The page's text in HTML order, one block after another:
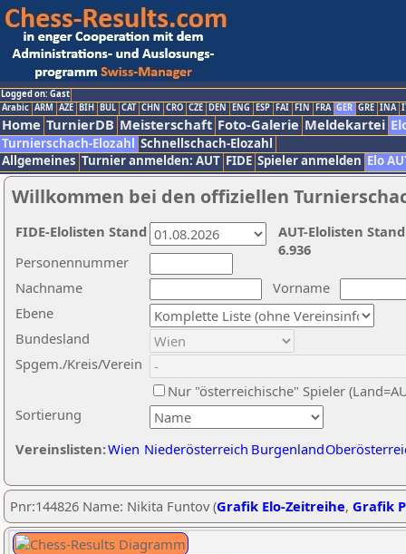
Logged on: Gast
Arabic ARM AZE BIH BUL CAT CHN CRO CZE DEN ENG ESP FAI FIN FRA GER GRE INA
Home TurnierDB Meisterschaft Foto-Galerie Meldekartei
Turnierschach-Elozahl Schnellschach-Elozahl
Allgemeines Turnier anmelden: AUT FIDE Spieler anmelden Elo
Willkommen bei den offiziellen
Nachname
Vorname
Ebene
Sortierung
Personennummer
Bundesland
Spgem./Kreis/Verein
Nur "österreichische" Spieler
Vereinslisten:Wien Niederösterreich Burgenland
AUT-Elolisten
6.936
FIDE-Elolisten Stand
Pnr:144826 Name: Nikita Funtov (Grafik Elo-Zeitreihe, Grafik